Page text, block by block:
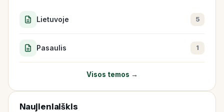
Lietuvoje 5
Pasaulis 1
Visos temos →
Naujienlaiškis